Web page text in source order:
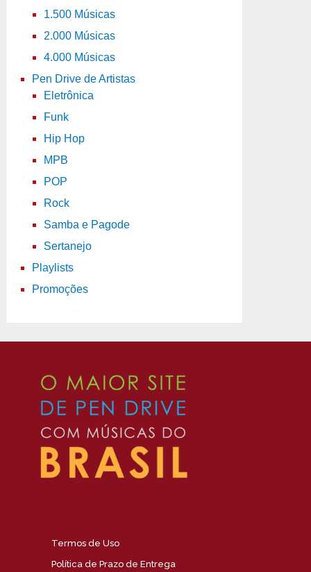
1.500 Músicas
2.000 Músicas
4.000 Músicas
Pen Drive de Artistas
Eletrônica
Funk
Hip Hop
MPB
POP
Rock
Samba e Pagode
Sertanejo
Playlists
Promoções
Termos de Uso
Política de Prazo de Entrega